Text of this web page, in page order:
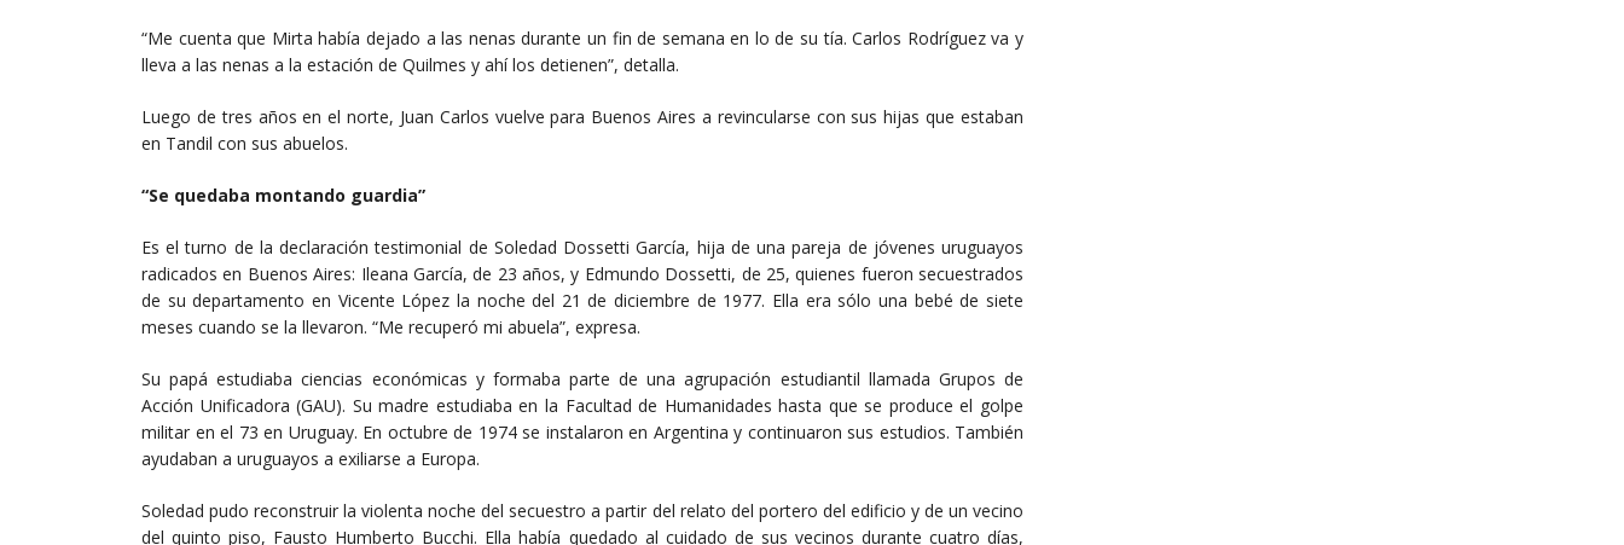
“Me cuenta que Mirta había dejado a las nenas durante un fin de semana en lo de su tía. Carlos Rodríguez va y
lleva a las nenas a la estación de Quilmes y ahí los detienen”, detalla.
Luego de tres años en el norte, Juan Carlos vuelve para Buenos Aires a revincularse con sus hijas que estaban
en Tandil con sus abuelos.
“Se quedaba montando guardia”
Es el turno de la declaración testimonial de Soledad Dossetti García, hija de una pareja de jóvenes uruguayos
radicados en Buenos Aires: Ileana García, de 23 años, y Edmundo Dossetti, de 25, quienes fueron secuestrados
de su departamento en Vicente López la noche del 21 de diciembre de 1977. Ella era sólo una bebé de siete
meses cuando se la llevaron. “Me recuperó mi abuela”, expresa.
Su papá estudiaba ciencias económicas y formaba parte de una agrupación estudiantil llamada Grupos de
Acción Unificadora (GAU). Su madre estudiaba en la Facultad de Humanidades hasta que se produce el golpe
militar en el 73 en Uruguay. En octubre de 1974 se instalaron en Argentina y continuaron sus estudios. También
ayudaban a uruguayos a exiliarse a Europa.
Soledad pudo reconstruir la violenta noche del secuestro a partir del relato del portero del edificio y de un vecino
del quinto piso, Fausto Humberto Bucchi. Ella había quedado al cuidado de sus vecinos durante cuatro días,